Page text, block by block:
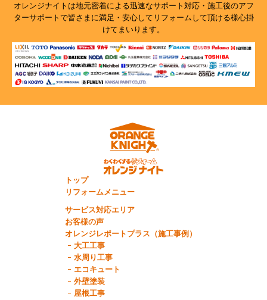
オレンジナイトは地元密着による迅速なサポート対応・施工後のアフ
ターサポートで皆さまに満足・安心してリフォームして頂ける様心掛
けてまいります。
トップ
リフォームメニュー
サービス対応エリア
お客様の声
オレンジレポートプラス（施工事例）
大工工事
水周り工事
エコキュート
外壁塗装
屋根工事